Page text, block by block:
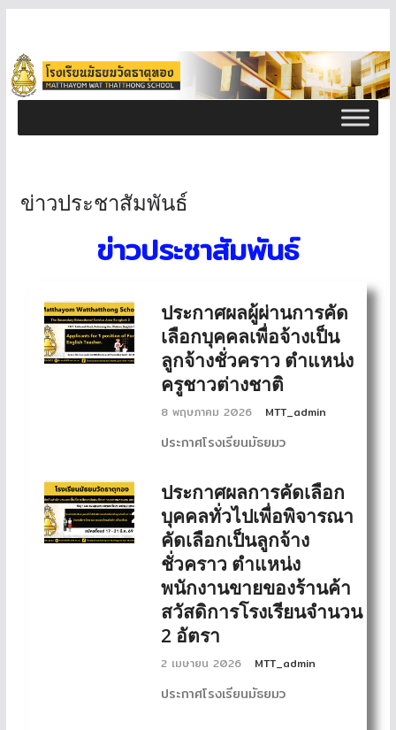
ข่าวประชาสัมพันธ์
ข่าวประชาสัมพันธ์
ประกาศผลผู้ผ่านการคัด
เลือกบุคคลเพื่อจ้างเป็น
ลูกจ้างชั่วคราว ตำแหน่ง
ครูชาวต่างชาติ
8 พฤษภาคม 2026 MTT_admin
ประกาศโรงเรียนมัธยมว
ประกาศผลการคัดเลือก
บุคคลทั่วไปเพื่อพิจารณา
คัดเลือกเป็นลูกจ้าง
ชั่วคราว ตำแหน่ง
พนักงานขายของร้านค้า
สวัสดิการโรงเรียนจำนวน
2 อัตรา
2 เมษายน 2026 MTT_admin
ประกาศโรงเรียนมัธยมว